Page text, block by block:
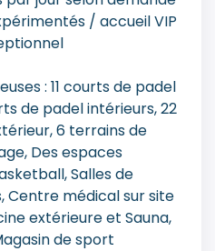
/ accueil VIP
: 11 courts de padel
de padel intérieurs, 22
6 terrains de
Des espaces
Salles de
Centre médical sur site
extérieure et Sauna,
de sport